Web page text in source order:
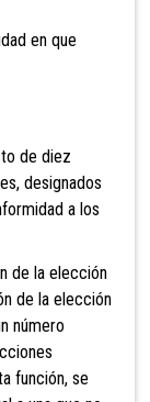
en que
de diez
designados
a los
de la elección
de la elección
número
función, se